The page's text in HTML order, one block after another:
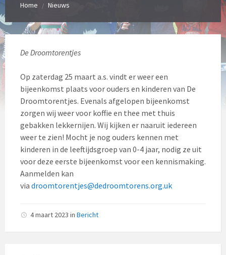
Home / Nieuws
De Droomtorentjes
Op zaterdag 25 maart a.s. vindt er weer een
bijeenkomst plaats voor ouders en kinderen van De
Droomtorentjes. Evenals afgelopen bijeenkomst
zorgen wij weer voor koffie en thee met thuis
gebakken lekkernijen. Wij kijken er naaruit iedereen
weer te zien! Mocht je nog ouders kennen met
kinderen in de leeftijdsgroep van 0-4 jaar, nodig ze uit
voor deze eerste bijeenkomst voor een kennismaking.
Aanmelden kan
via droomtorentjes@dedroomtorens.org.uk
4 maart 2023 in Bericht